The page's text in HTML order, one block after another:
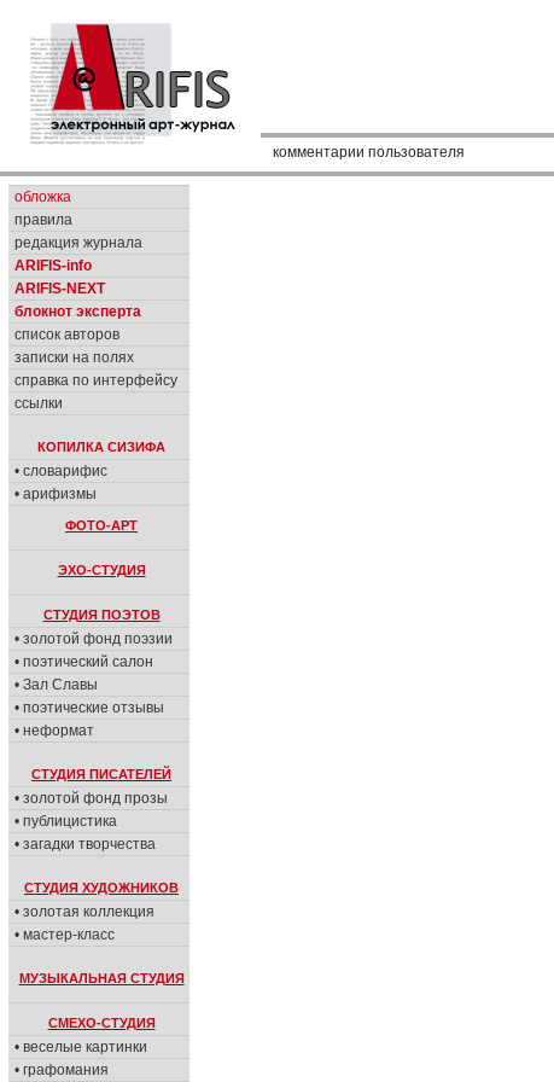
комментарии пользователя
обложка
правила
редакция журнала
ARIFIS-info
ARIFIS-NEXT
блокнот эксперта
список авторов
записки на полях
справка по интерфейсу
ссылки
КОПИЛКА СИЗИФА
• словарифис
• арифизмы
ФОТО-АРТ
ЭХО-СТУДИЯ
СТУДИЯ ПОЭТОВ
• золотой фонд поэзии
• поэтический салон
• Зал Славы
• поэтические отзывы
• неформат
СТУДИЯ ПИСАТЕЛЕЙ
• золотой фонд прозы
• публицистика
• загадки творчества
СТУДИЯ ХУДОЖНИКОВ
• золотая коллекция
• мастер-класс
МУЗЫКАЛЬНАЯ СТУДИЯ
СМЕХО-СТУДИЯ
• веселые картинки
• графомания